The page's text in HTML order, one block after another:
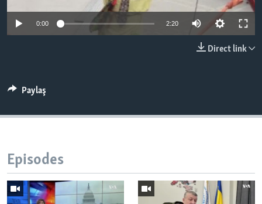
Dillər
0:00 2:20
Direct link
Paylaş
Episodes